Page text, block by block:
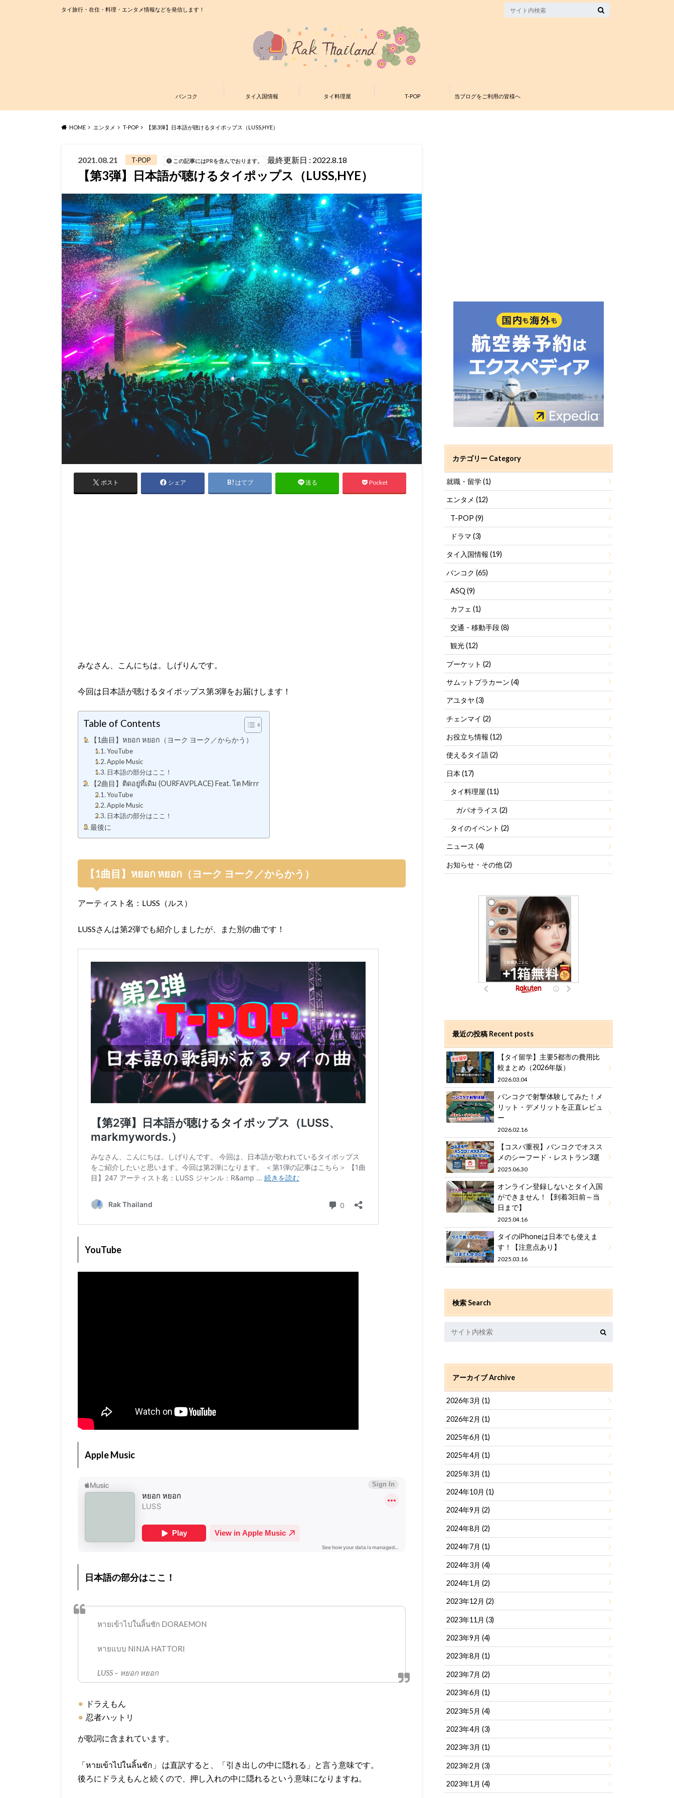
タイ旅行・在住・料理・エンタメ情報などを発信します！
バンコク タイ入国情報 タイ料理屋 T-POP 当ブログをご利用の皆様へ
HOME エンタメ T-POP 【第3弾】日本語が聴けるタイポップス（LUSS,HYE）
2021.08.21 T-POP この記事にはPRを含んでおります。 最終更新日 : 2022.8.18
【第3弾】日本語が聴けるタイポップス（LUSS,HYE）
ポスト シェア はてブ 送る Pocket
みなさん、こんにちは。しげりんです。
今回は日本語が聴けるタイポップス第3弾をお届けします！
Table of Contents
【1曲目】หยอก หยอก（ヨーク ヨーク／からかう）
YouTube
Apple Music
日本語の部分はここ！
【2曲目】ติดอยู่ที่เดิม (OURFAVPLACE) Feat. โต Mirrr
YouTube
Apple Music
日本語の部分はここ！
最後に
【1曲目】หยอก หยอก（ヨーク ヨーク／からかう）
アーティスト名：LUSS（ルス）
LUSSさんは第2弾でも紹介しましたが、また別の曲です！
YouTube
Apple Music
日本語の部分はここ！
หายเข้าไปในลิ้นชัก DORAEMON
หายแบบ NINJA HATTORI
LUSS – หยอก หยอก
ドラえもん
忍者ハットリ
が歌詞に含まれています。
「หายเข้าไปในลิ้นชัก」 は直訳すると、「引き出しの中に隠れる」と言う意味です。
後ろにドラえもんと続くので、押し入れの中に隠れるという意味になりますね。
カテゴリー Category
就職・留学(1)
エンタメ(12)
T-POP (9)
ドラマ (3)
タイ入国情報(19)
バンコク(65)
ASQ (9)
カフェ (1)
交通・移動手段(8)
観光(12)
プーケット(2)
サムットプラカーン(4)
アユタヤ(3)
チェンマイ(2)
お役立ち情報(12)
使えるタイ語(2)
日本(17)
タイ料理屋 (11)
ガパオライス(2)
タイのイベント (2)
ニュース(4)
お知らせ・その他(2)
最近の投稿 Recent posts
【タイ留学】主要5都市の費用比
較まとめ（2026年版）
2026.03.04
バンコクで射撃体験してみた！メ
リット・デメリットを正直レビュ
ー
2026.02.16
【コスパ重視】バンコクでオスス
メのシーフード・レストラン3選
2025.06.30
オンライン登録しないとタイ入国
ができません！【到着3日前～当
日まで】
2025.04.16
タイのiPhoneは日本でも使えま
す！【注意点あり】
2025.03.16
検索 Search
アーカイブ Archive
2026年3月 (1)
2026年2月 (1)
2025年6月 (1)
2025年4月 (1)
2025年3月 (1)
2024年10月 (1)
2024年9月 (2)
2024年8月 (2)
2024年7月 (1)
2024年3月 (4)
2024年1月 (2)
2023年12月 (2)
2023年11月 (3)
2023年9月 (4)
2023年8月 (1)
2023年7月 (2)
2023年6月 (1)
2023年5月 (4)
2023年4月 (3)
2023年3月 (1)
2023年2月 (3)
2023年1月 (4)